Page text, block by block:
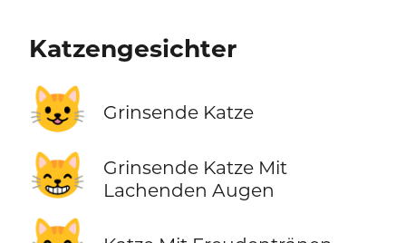
Katzengesichter
😺 Grinsende Katze
😸
Grinsende Katze Mit
Lachenden Augen